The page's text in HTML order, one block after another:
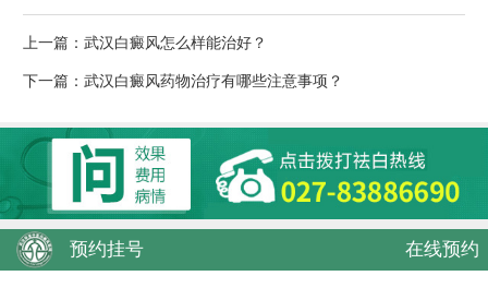
上一篇： 武汉白癜风怎么样能治好？
下一篇： 武汉白癜风药物治疗有哪些注意事项？
预约挂号 在线预约